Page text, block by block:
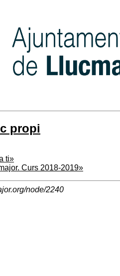
propi
ti»
Curs 2018-2019»
node/2240